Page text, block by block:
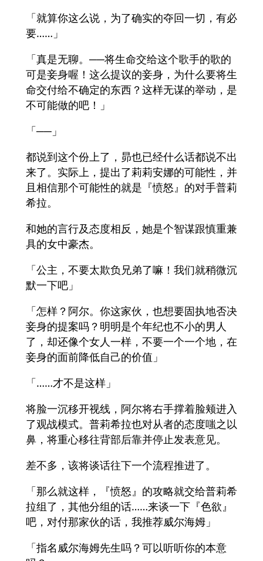
「就算你这么说，为了确实的夺回一切，有必
要……」
「真是无聊。──将生命交给这个歌手的歌的
可是妾身喔！这么提议的妾身，为什么要将生
命交付给不确定的东西？这样无谋的举动，是
不可能做的吧！」
「──」
都说到这个份上了，昴也已经什么话都说不出
来了。实际上，提出了莉莉安娜的可能性，并
且相信那个可能性的就是『愤怒』的对手普莉
希拉。
和她的言行及态度相反，她是个智谋跟慎重兼
具的女中豪杰。
「公主，不要太欺负兄弟了嘛！我们就稍微沉
默一下吧」
「怎样？阿尔。你这家伙，也想要固执地否决
妾身的提案吗？明明是个年纪也不小的男人
了，却还像个女人一样，不要一个一个地，在
妾身的面前降低自己的价值」
「……才不是这样」
将脸一沉移开视线，阿尔将右手撑着脸颊进入
了观战模式。普莉希拉也对从者的态度嗤之以
鼻，将重心移往背部后靠并停止发表意见。
差不多，该将谈话往下一个流程推进了。
「那么就这样，『愤怒』的攻略就交给普莉希
拉组了，其他分组的话……来谈一下『色欲』
吧，对付那家伙的话，我推荐威尔海姆」
「指名威尔海姆先生吗？可以听听你的本意